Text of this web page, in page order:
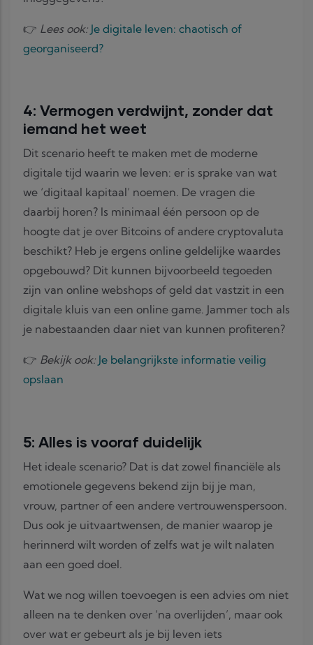
👉 Lees ook: Je digitale leven: chaotisch of
georganiseerd?
4: Vermogen verdwijnt, zonder dat
iemand het weet
Dit scenario heeft te maken met de moderne
digitale tijd waarin we leven: er is sprake van wat
we ‘digitaal kapitaal’ noemen. De vragen die
daarbij horen? Is minimaal één persoon op de
hoogte dat je over Bitcoins of andere cryptovaluta
beschikt? Heb je ergens online geldelijke waardes
opgebouwd? Dit kunnen bijvoorbeeld tegoeden
zijn van online webshops of geld dat vastzit in een
digitale kluis van een online game. Jammer toch als
je nabestaanden daar niet van kunnen profiteren?
👉 Bekijk ook: Je belangrijkste informatie veilig
opslaan
5: Alles is vooraf duidelijk
Het ideale scenario? Dat is dat zowel financiële als
emotionele gegevens bekend zijn bij je man,
vrouw, partner of een andere vertrouwenspersoon.
Dus ook je uitvaartwensen, de manier waarop je
herinnerd wilt worden of zelfs wat je wilt nalaten
aan een goed doel.
Wat we nog willen toevoegen is een advies om niet
alleen na te denken over ‘na overlijden’, maar ook
over wat er gebeurt als je bij leven iets